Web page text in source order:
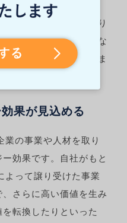
取ったり、他社を譲り
競争力を高め、さらな
る企業も少なくありま
果が見込める
業の事業や人材を取り
効果です。自社がもと
よって譲り受けた事業
さらに高い価値を生み
転換したりといった